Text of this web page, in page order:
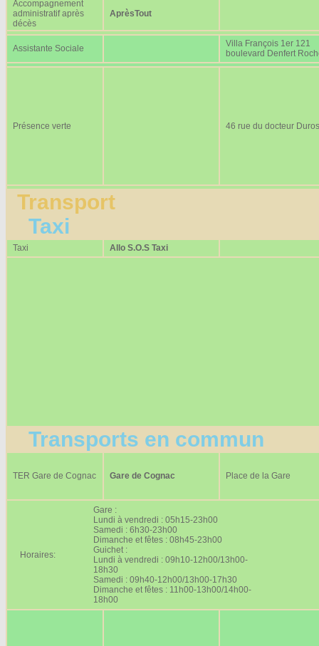
Accompagnement
administratif après
décès
AprèsTout
Assistante Sociale
Villa François 1er 121
boulevard Denfert
Présence verte 46 rue du docteur
Transport
Taxi
Taxi Allo S.O.S Taxi
Transports en commun
TER Gare de Cognac Gare de Cognac Place de la Gare
Horaires:
Gare :
Lundi à vendredi : 05h15-23h00
Samedi : 6h30-23h00
Dimanche et fêtes : 08h45-23h00
Guichet :
Lundi à vendredi : 09h10-12h00/13h00-
18h30
Samedi : 09h40-12h00/13h00-17h30
Dimanche et fêtes : 11h00-13h00/14h00-
18h00